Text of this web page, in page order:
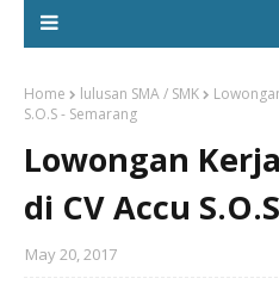
Home lulusan SMA / SMK
S.O.S - Semarang
Lowongan
di CV Accu
May 20, 2017